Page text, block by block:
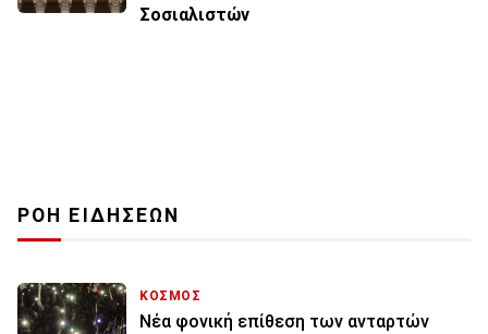
Σοσιαλιστών
ΡΟΗ ΕΙΔΗΣΕΩΝ
ΚΟΣΜΟΣ
Νέα φονική επίθεση των ανταρτών